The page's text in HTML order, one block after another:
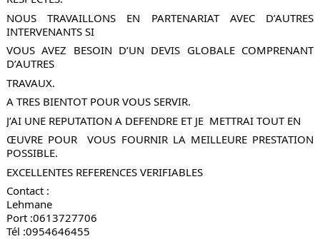
NOUS TRAVAILLONS EN PARTENARIAT AVEC D’AUTRES
INTERVENANTS SI
VOUS AVEZ BESOIN D’UN DEVIS GLOBALE COMPRENANT
D’AUTRES
TRAVAUX.
A TRES BIENTOT POUR VOUS SERVIR.
J’AI UNE REPUTATION A DEFENDRE ET JE  METTRAI TOUT EN
ŒUVRE POUR  VOUS FOURNIR LA MEILLEURE PRESTATION
POSSIBLE.
EXCELLENTES REFERENCES VERIFIABLES
Contact :
Lehmane
Port :0613727706
Tél :0954646455